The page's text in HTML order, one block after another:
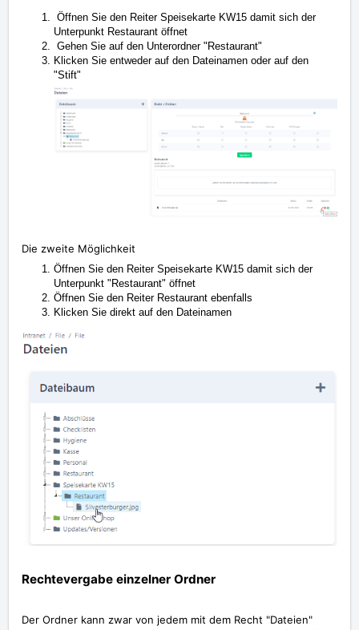
Öffnen Sie den Reiter Speisekarte KW15 damit sich der
Unterpunkt Restaurant öffnet
Gehen Sie auf den Unterordner "Restaurant"
Klicken Sie entweder auf den Dateinamen oder auf den
"Stift"
Die zweite Möglichkeit
Öffnen Sie den Reiter Speisekarte KW15 damit sich der
Unterpunkt "Restaurant" öffnet
Öffnen Sie den Reiter Restaurant ebenfalls
Klicken Sie direkt auf den Dateinamen
Rechtevergabe einzelner Ordner
Der Ordner kann zwar von jedem mit dem Recht "Dateien"